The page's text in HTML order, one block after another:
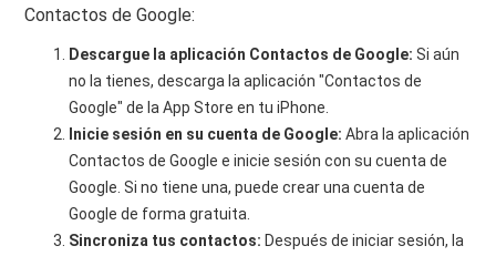
Contactos de Google:
Descargue la aplicación Contactos de Google: Si aún
no la tienes, descarga la aplicación "Contactos de
Google" de la App Store en tu iPhone.
Inicie sesión en su cuenta de Google: Abra la aplicación
Contactos de Google e inicie sesión con su cuenta de
Google. Si no tiene una, puede crear una cuenta de
Google de forma gratuita.
Sincroniza tus contactos: Después de iniciar sesión, la